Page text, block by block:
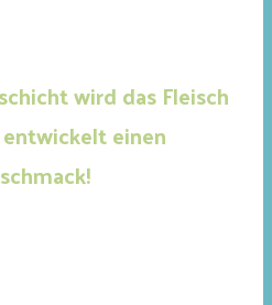
wird das Fleisch
einen